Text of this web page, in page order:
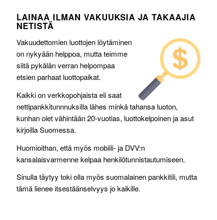
LAINAA ILMAN VAKUUKSIA JA TAKAAJIA
NETISTÄ
Vakuudettomien luottojen löytäminen
on nykyään helppoa, mutta teimme
siitä pykälän verran helpompaa
etsien parhaat luottopaikat.
Kaikki on verkkopohjaista eli saat
nettipankkitunnnuksilla lähes minkä tahansa luoton,
kunhan olet vähintään 20-vuotias, luottokelpoinen ja asut
kirjoilla Suomessa.
Huomioithan, että myös mobiili- ja DVV:n
kansalaisvarmenne kelpaa henkilötunnistautumiseen.
Sinulla täytyy toki olla myös suomalainen pankkitili, mutta
tämä lienee itsestäänselvyys jo kaikille.